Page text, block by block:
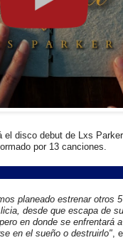
disco debut de Lxs
por 13 canciones.
planeado estrenar otros
desde que escapa de
en donde se enfrentará
en el sueño o destruirlo",